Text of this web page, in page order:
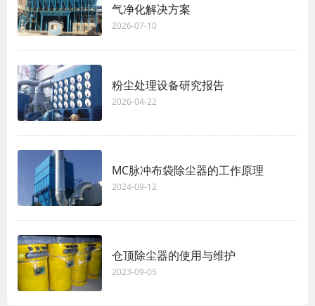
气净化解决方案
2026-07-10
粉尘处理设备研究报告
2026-04-22
MC脉冲布袋除尘器的工作原理
2024-09-12
仓顶除尘器的使用与维护
2023-09-05